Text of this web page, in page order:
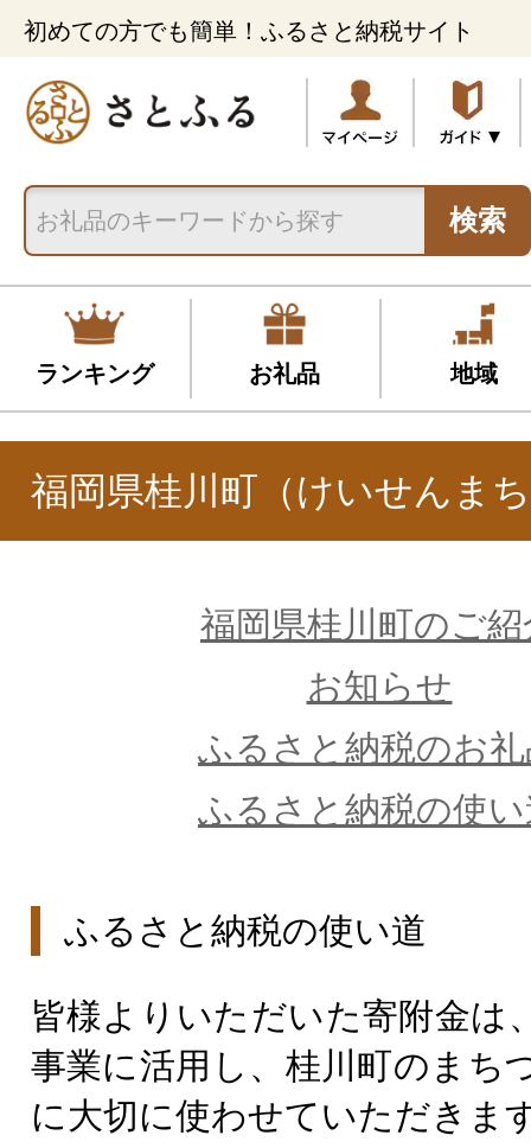
初めての方でも簡単！ふるさと納税サイト
検索
ランキング お礼品 地域
福岡県桂川町（けいせんま
福岡県桂川町のご紹
お知らせ
ふるさと納税のお
ふるさと納税の使
ふるさと納税の使い道
皆様よりいただいた寄附金は
事業に活用し、桂川町のまち
に大切に使わせていただきま